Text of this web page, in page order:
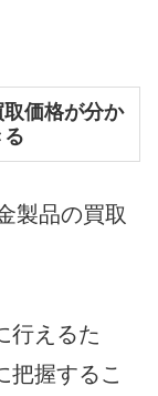
価格が分か
製品の買取
行えるた
把握するこ